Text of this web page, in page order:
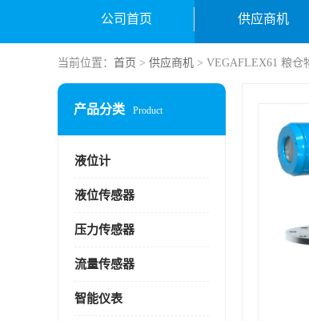
公司首页 供应商机
当前位置： 首页 > 供应商机 > VEGAFLEX61 粮仓
产品分类 Product
液位计
液位传感器
压力传感器
流量传感器
智能仪表